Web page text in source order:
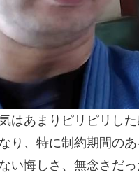
はあまりピリピリし
り、特に制約期間の
い悔しさ、無念さだっ